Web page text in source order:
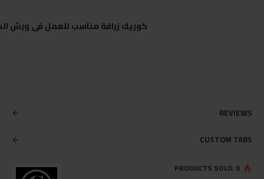
كوريك زرافة مناسب للعمل فى ورش
REVIEWS
CUSTOM TABS
PRODUCTS SOLD: 0